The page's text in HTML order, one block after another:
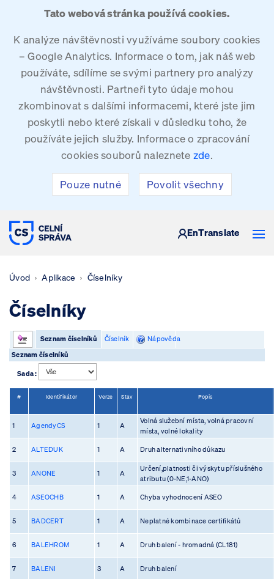
Tato webová stránka používá cookies.
K analýze návštěvnosti využíváme soubory cookies
– Google Analytics. Informace o tom, jak náš web
používáte, sdílíme se svými partnery pro analýzy
návštěvnosti. Partneři tyto údaje mohou
zkombinovat s dalšími informacemi, které jste jim
poskytli nebo které získali v důsledku toho, že
používáte jejich služby. Informace o zpracování
cookies souborů naleznete zde.
Pouze nutné Povolit všechny
CELNÍ SPRÁVA ČESKÉ REPUBLIKY
EnTranslate
Úvod Aplikace Číselníky
Číselníky
Seznam číselníků Číselník
Nápověda
Seznam číselníků
Sada :
# Identifikátor Verze Stav Popis
1 AgendyCS 1 A
Volná služební místa, volná pracovní
místa, volné lokality
2 ALTEDUK 1 A Druh alternativního důkazu
3 ANONE 1 A
Určení,platnosti či výskytu příslušného
atributu (0-NE,1-ANO)
4 ASEOCHB 1 A Chyba vyhodnocení ASEO
5 BADCERT 1 A Neplatné kombinace certifikátů
6 BALEHROM 1 A Druh balení - hromadná (CL181)
7 BALENI 3 A Druh balení